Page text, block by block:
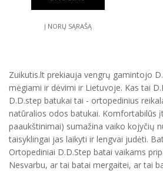
Į NORŲ SĄRAŠĄ
Zuikutis.lt prekiauja vengrų gamintojo
mėgiami ir dėvimi ir Lietuvoje. Kas tai
D.D.step batukai tai - ortopedinius
natūralios odos batukai. Komfortabilūs
paaukštinimai) sumažina vaiko kojyčių
taisyklingai jas laikyti ir lengvai judėti.
Ortopediniai D.D.Step batai vaikams
Nesvarbu, ar tai batai mergaitei, ar tai